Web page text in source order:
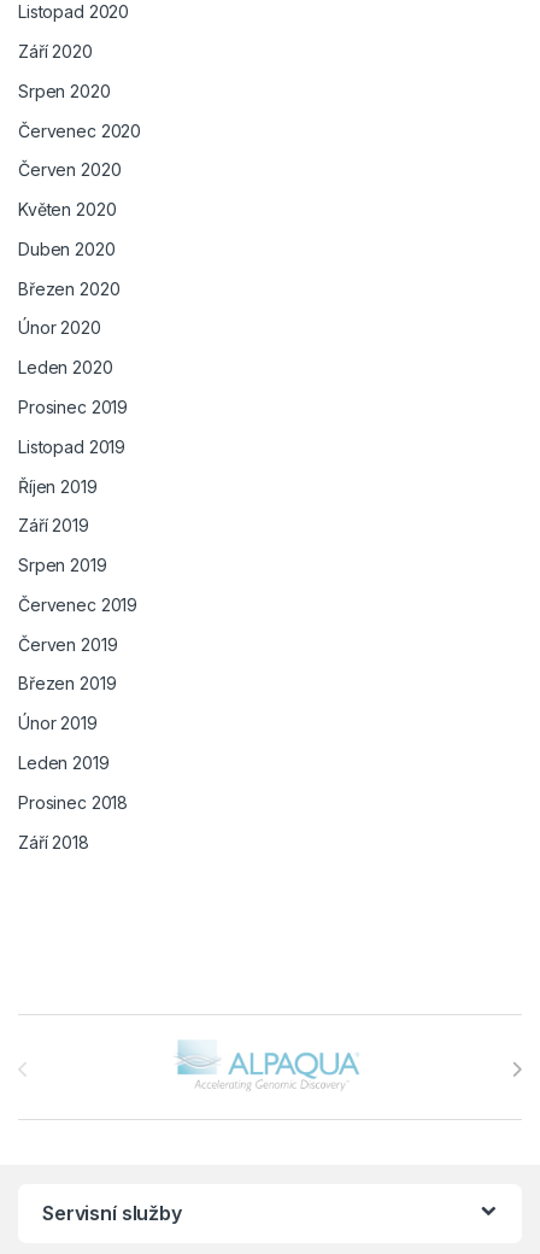
Listopad 2020
Září 2020
Srpen 2020
Červenec 2020
Červen 2020
Květen 2020
Duben 2020
Březen 2020
Únor 2020
Leden 2020
Prosinec 2019
Listopad 2019
Říjen 2019
Září 2019
Srpen 2019
Červenec 2019
Červen 2019
Březen 2019
Únor 2019
Leden 2019
Prosinec 2018
Září 2018
Brands Carousel
Servisní služby